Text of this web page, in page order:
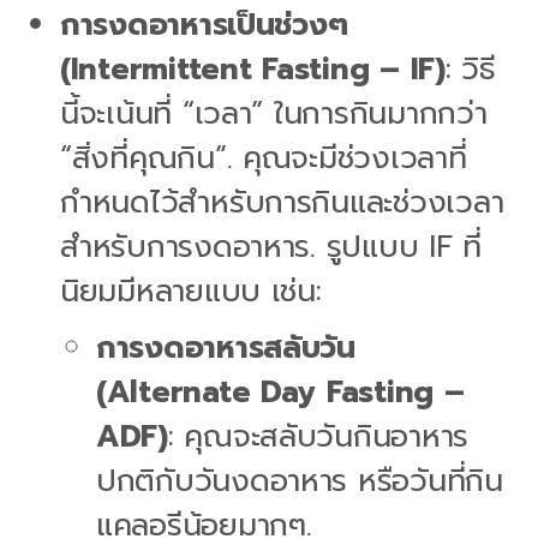
การงดอาหารเป็นช่วงๆ
(Intermittent Fasting – IF): วิธี
นี้จะเน้นที่ “เวลา” ในการกินมากกว่า
“สิ่งที่คุณกิน”. คุณจะมีช่วงเวลาที่
กำหนดไว้สำหรับการกินและช่วงเวลา
สำหรับการงดอาหาร. รูปแบบ IF ที่
นิยมมีหลายแบบ เช่น:
การงดอาหารสลับวัน
(Alternate Day Fasting –
ADF): คุณจะสลับวันกินอาหาร
ปกติกับวันงดอาหาร หรือวันที่กิน
แคลอรีน้อยมากๆ.